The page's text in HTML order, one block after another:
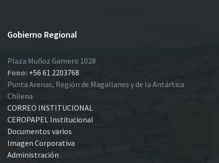
Gobierno Regional
Plaza Muñoz Gamero 1028
Fono: +56 61 2203768
Punta Arenas, Región de Magallanes y de la Antártica
Chilena
CORREO INSTITUCIONAL
CEROPAPEL Institucional
Documentos varios
Imagen Corporativa
Administración